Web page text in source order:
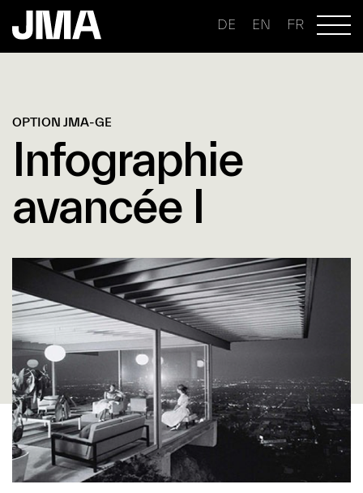
DE EN FR
OPTION JMA-GE
Infographie
avancée I